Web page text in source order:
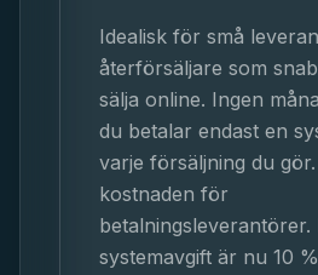
Idealisk för små
återförsäljare som
sälja online. Ingen
du betalar endast en
varje försäljning du
kostnaden för
betalningsleverantörer.
systemavgift är nu 10